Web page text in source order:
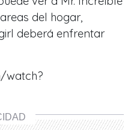
del hogar,
deberá enfrentar
watch?